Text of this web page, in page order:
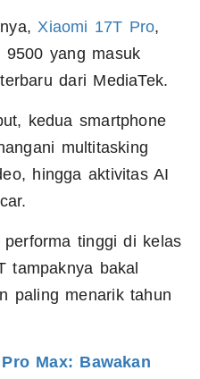
Xiaomi 17T Pro,
9500 yang masuk
dari MediaTek.
kedua smartphone
multitasking
hingga aktivitas AI
tinggi di kelas
tampaknya bakal
paling menarik tahun
Max: Bawakan